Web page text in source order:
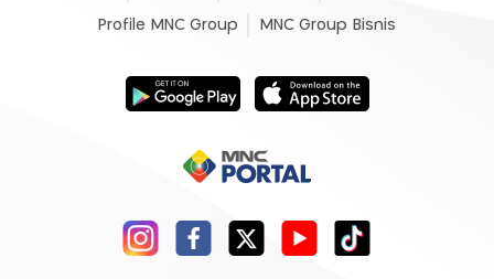
Profile MNC Group MNC Group Bisnis